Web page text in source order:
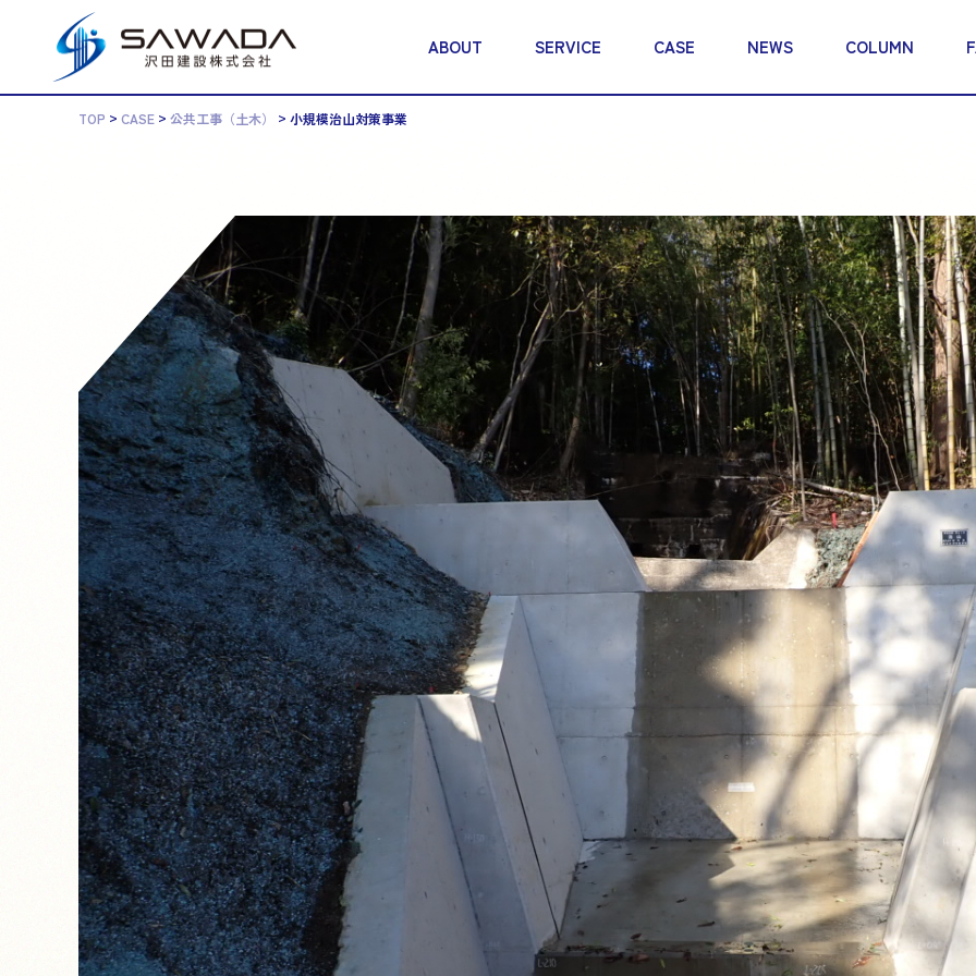
ABOUT SERVICE CASE NEWS COLUMN
TOP > CASE > 公共工事（土木） > 小規模治山対策事業